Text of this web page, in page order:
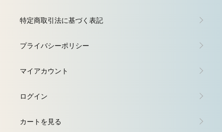
特定商取引法に基づく表記
プライバシーポリシー
マイアカウント
ログイン
カートを見る